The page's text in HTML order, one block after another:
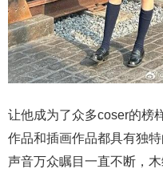
让他成为了众多coser的榜
作品和插画作品都具有独
声音万众瞩目一直不断，